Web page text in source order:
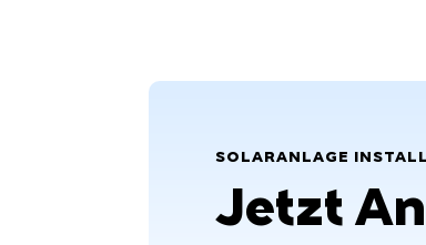
SOLARANLAGE
Jetzt